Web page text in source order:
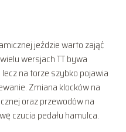
jeździe warto zająć
wersjach TT bywa
na torze szybko pojawia
Zmiana klocków na
oraz przewodów na
czucia pedału hamulca.